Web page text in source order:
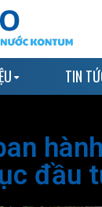
TIN
đầu